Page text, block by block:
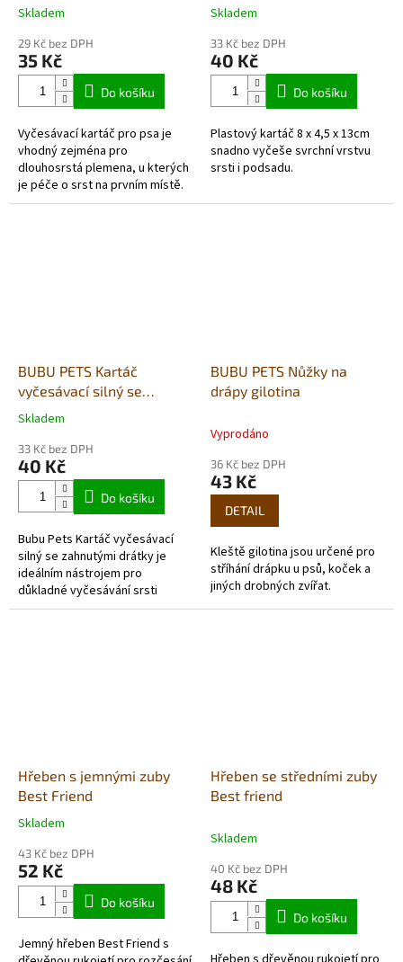
6x4,5x16cm
Skladem
29 Kč bez DPH
35 Kč
Do košíku
Vyčesávací kartáč pro psa je
vhodný zejména pro
dlouhosrstá plemena, u kterých
je péče o srst na prvním místě.
Kartáč disponuje
Skladem
33 Kč bez DPH
40 Kč
Do košíku
Plastový kartáč 8 x 4,5 x 13cm
snadno vyčeše svrchní vrstvu
srsti i podsadu.
BUBU PETS Kartáč
vyčesávací silný se
zahnutými drátky
Průměrné
produktu
je
hvězdiček.
Skladem
33 Kč bez DPH
40 Kč
Do košíku
Bubu Pets Kartáč vyčesávací
silný se zahnutými drátky je
ideálním nástrojem pro
důkladné vyčesávání srsti
vašeho psa. Díky svému
BUBU PETS Nůžky na
drápy gilotina
Vyprodáno
36 Kč bez DPH
43 Kč
DETAIL
Kleště gilotina jsou určené pro
stříhání drápku u psů, koček a
jiných drobných zvířat.
Hřeben s jemnými zuby
Best Friend
Průměrné
produktu
je
hvězdiček.
Skladem
43 Kč bez DPH
52 Kč
Do košíku
Jemný hřeben Best Friend s
Hřeben se středními zuby
Best friend
Skladem
40 Kč bez DPH
48 Kč
Do košíku